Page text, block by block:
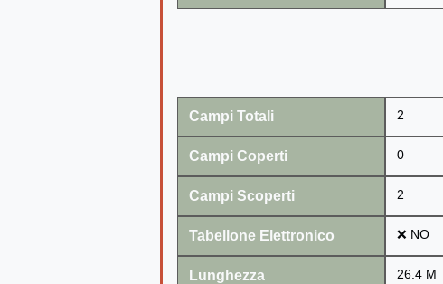
Campi Totali 2
Campi Coperti 0
Campi Scoperti 2
Tabellone Elettronico ❌ NO
Lunghezza 26.4 M